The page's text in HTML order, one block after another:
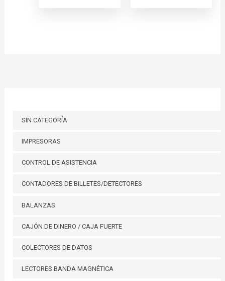
SIN CATEGORÍA
IMPRESORAS
CONTROL DE ASISTENCIA
CONTADORES DE BILLETES/DETECTORES
BALANZAS
CAJÓN DE DINERO / CAJA FUERTE
COLECTORES DE DATOS
LECTORES BANDA MAGNÉTICA